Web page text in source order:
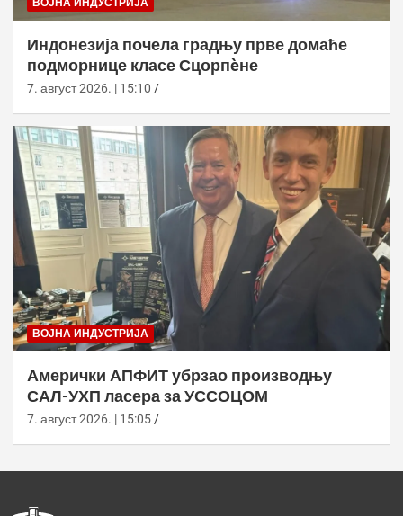
ВОЈНА ИНДУСТРИЈА
Индонезија почела градњу прве домаће
подморнице класе Сцорпèне
7. август 2026. | 15:10
ВОЈНА ИНДУСТРИЈА
Амерички АПФИТ убрзао производњу
САЛ-УХП ласера за УССОЦОМ
7. август 2026. | 15:05